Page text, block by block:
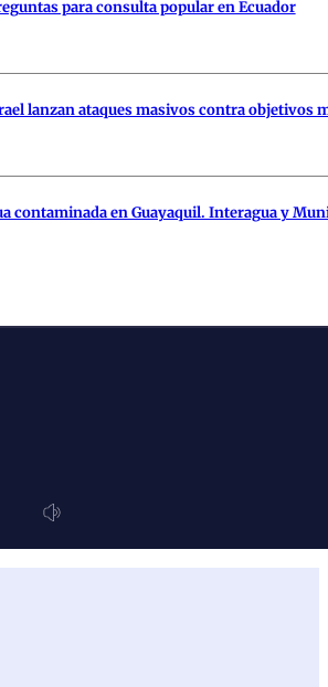
para consulta popular en Ecuador
lanzan ataques masivos contra
contaminada en Guayaquil. Interagua y